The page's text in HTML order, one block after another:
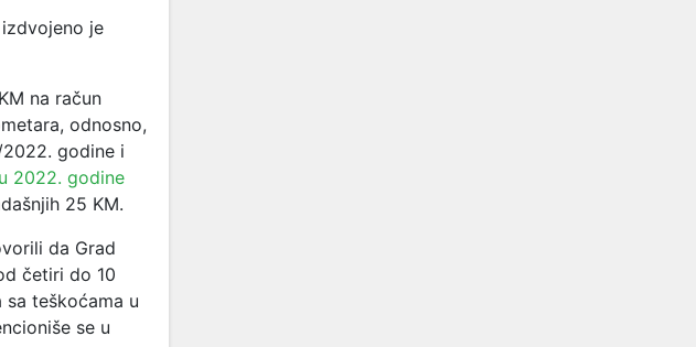
je
na račun
odnosno,
godine i
2022. godine
25 KM.
da Grad
četiri do 10
teškoćama u
se u